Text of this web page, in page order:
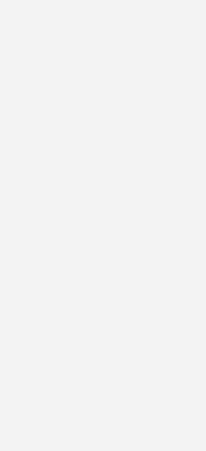
in den vergangenen
Triebstrang in der
dem Meer will niemand
verbreitet ist
hier könnte die